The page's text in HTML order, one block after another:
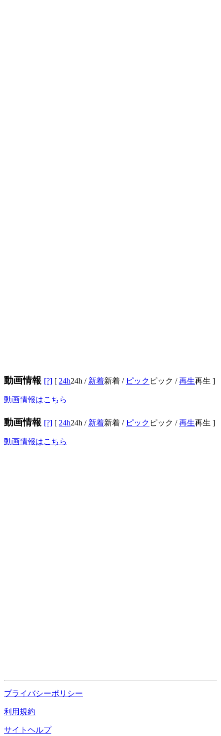
動画情報 [?] [ 24h24h / 新着新着 / ピック ピック /再生再生 ]
動画情報はこちら
動画情報 [?] [ 24h24h / 新着新着 / ピック ピック /再生再生 ]
動画情報はこちら
プライバシーポリシー
利用規約
サイトヘルプ